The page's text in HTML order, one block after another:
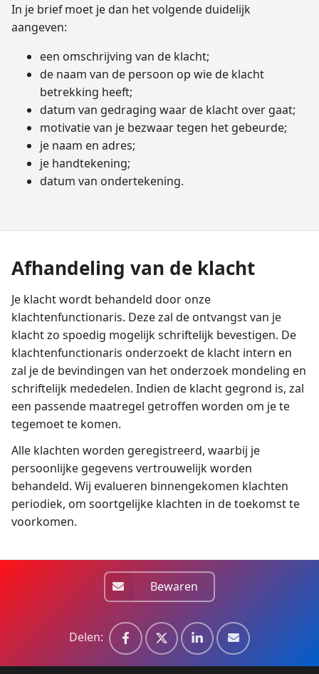
In je brief moet je dan het volgende duidelijk
aangeven:
een omschrijving van de klacht;
de naam van de persoon op wie de klacht
betrekking heeft;
datum van gedraging waar de klacht over gaat;
motivatie van je bezwaar tegen het gebeurde;
je naam en adres;
je handtekening;
datum van ondertekening.
Afhandeling van de klacht
Je klacht wordt behandeld door onze
klachtenfunctionaris. Deze zal de ontvangst van je
klacht zo spoedig mogelijk schriftelijk bevestigen. De
klachtenfunctionaris onderzoekt de klacht intern en
zal je de bevindingen van het onderzoek mondeling en
schriftelijk mededelen. Indien de klacht gegrond is, zal
een passende maatregel getroffen worden om je te
tegemoet te komen.
Alle klachten worden geregistreerd, waarbij je
persoonlijke gegevens vertrouwelijk worden
behandeld. Wij evalueren binnengekomen klachten
periodiek, om soortgelijke klachten in de toekomst te
voorkomen.
Bewaren
Delen: